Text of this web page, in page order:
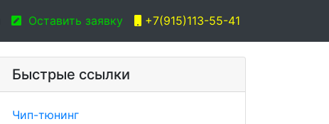
Оставить заявку +7(915)113-55-41
Быстрые ссылки
Чип-тюнинг